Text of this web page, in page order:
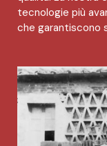
tecnologie più
che garantiscono